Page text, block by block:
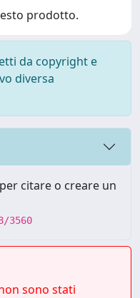
prodotto.
da copyright e
diversa
citare o creare un
3560
sono stati